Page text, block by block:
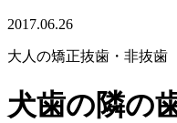
2017.06.26
大人の矯正抜歯・非抜歯
犬歯の隣の